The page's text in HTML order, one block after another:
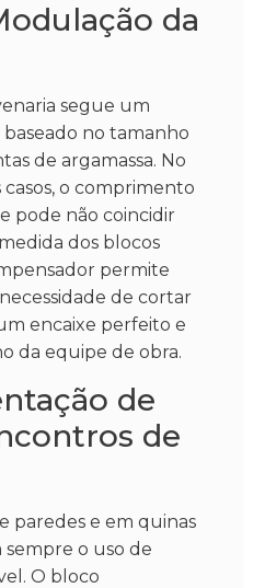
da
segue um
no tamanho
de argamassa. No
o comprimento
pode não coincidir
dos blocos
permite
de cortar
encaixe perfeito e
da equipe de obra.
de
de
paredes e em quinas
sempre o uso de
O bloco